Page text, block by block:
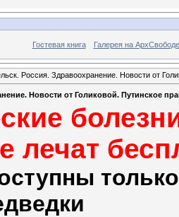
Гостевая книга Галерея на АрхСвободе
Россия. Здравоохранение. Новости от
Новости от Голиковой. Путинское
лечат